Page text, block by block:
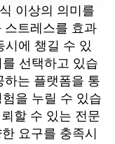
이상의 의미를
스트레스를 효과
시에 챙길 수 있
를 선택하고 있습
하는 플랫폼을 통
험을 누릴 수 있습
할 수 있는 전문
요구를 충족시